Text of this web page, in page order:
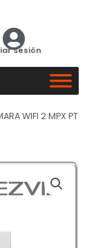
Sesión
WIFI 2 MPX PT